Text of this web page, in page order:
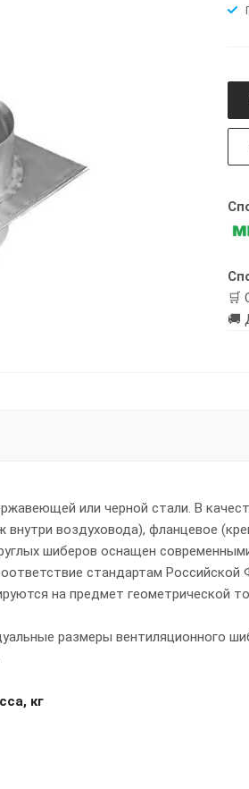
🛒
🚚
или черной стали. В
воздуховода), фланцевое
шиберов оснащен
стандартам
на предмет геометрической
размеры вентиляционного
кг